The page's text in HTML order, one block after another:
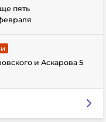
пять
и Аскарова 5